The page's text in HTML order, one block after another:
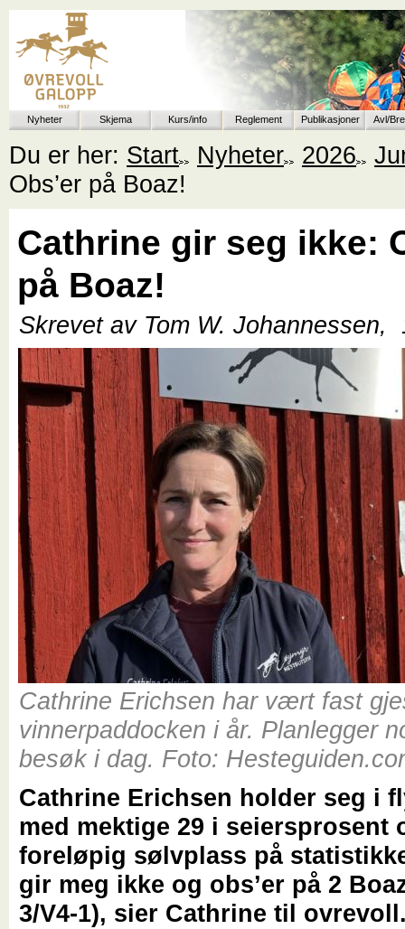
Nyheter Skjema Kurs/info Reglement Publikasjoner Avl/
Du er her: Start Nyheter 2026
Obs’er på Boaz!
Cathrine gir seg ikke:
på Boaz!
Skrevet av Tom W. Johannessen,
Cathrine Erichsen har vært fast
vinnerpaddocken i år. Planlegger
besøk i dag. Foto:
Cathrine Erichsen holder seg i
med mektige 29 i seiersprosent
foreløpig sølvplass på
gir meg ikke og obs’er på 2
3/V4-1), sier Cathrine til